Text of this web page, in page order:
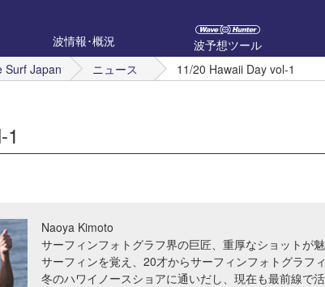
波情報･概況
波予想ツール
Surf Japan ニュース 11/20 Hawaii Day vol-1
Naoya Kimoto
サーフィンフォトグラフ界の巨匠、重厚なショットが
サーフィンを覚え、20才からサーフィンフォトグラフ
冬のハワイノースショアに通いだし、現在も最前線で活